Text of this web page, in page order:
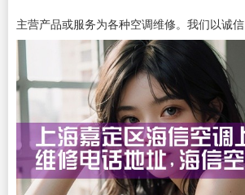
主营产品或服务为各种空调维修。我们以诚信